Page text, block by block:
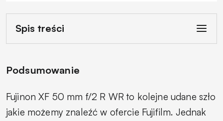
Spis treści
Podsumowanie
Fujinon XF 50 mm f/2 R WR to kolejne udane szło
jakie możemy znaleźć w ofercie Fujifilm. Jednak